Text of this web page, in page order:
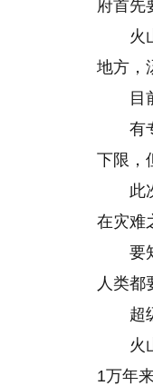
府首先
火
地方，
目
有
下限，
此
在灾难
要
人类都
超
火
1万年